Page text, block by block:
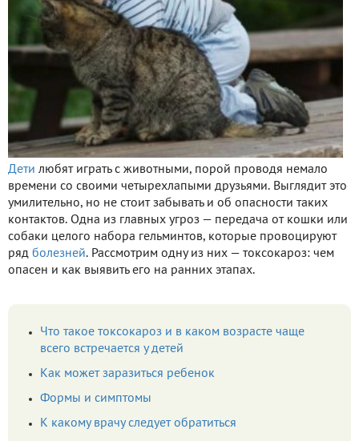
Дети любят играть с животными, порой проводя немало
времени со своими четырехлапыми друзьями. Выглядит это
умилительно, но не стоит забывать и об опасности таких
контактов. Одна из главных угроз — передача от кошки или
собаки целого набора гельминтов, которые провоцируют
ряд болезней. Рассмотрим одну из них — токсокароз: чем
опасен и как выявить его на ранних этапах.
Что такое токсокароз и в каком возрасте чаще
всего встречается у детей
Как может заразиться ребенок
Формы и симптомы
К какому врачу следует обратиться